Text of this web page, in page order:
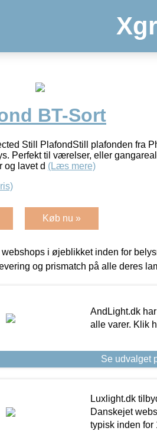
BT-Sort
Still PlafondStill plafonden fra
Perfekt til værelser, eller
og lavet d (Læs mere)
Køb nu »
i øjeblikket inden for
og prismatch på alle deres
AndLight.dk
alle varer. Klik
Se udvalget
Luxlight.dk
Danskejet
typisk inden for